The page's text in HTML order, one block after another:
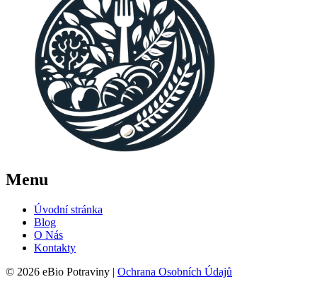
Menu
Úvodní stránka
Blog
O Nás
Kontakty
© 2026 eBio Potraviny | Ochrana Osobních Údajů